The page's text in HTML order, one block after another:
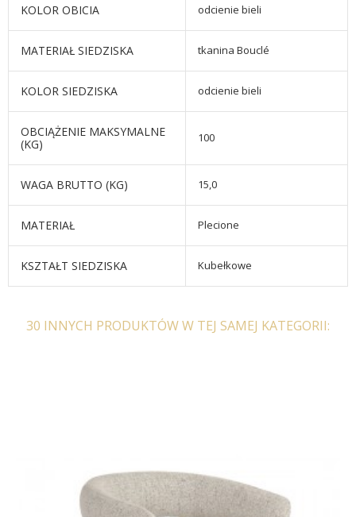
KOLOR OBICIA odcienie bieli
MATERIAŁ SIEDZISKA tkanina Bouclé
KOLOR SIEDZISKA odcienie bieli
OBCIĄŻENIE MAKSYMALNE
(KG)
100
WAGA BRUTTO (KG) 15,0
MATERIAŁ Plecione
KSZTAŁT SIEDZISKA Kubełkowe
30 INNYCH PRODUKTÓW W TEJ SAMEJ KATEGORII: